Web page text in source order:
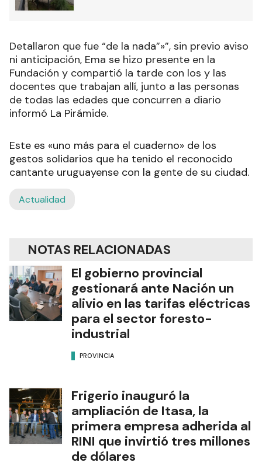
Detallaron que fue “de la nada”»”, sin previo aviso
ni anticipación, Ema se hizo presente en la
Fundación y compartió la tarde con los y las
docentes que trabajan allí, junto a las personas
de todas las edades que concurren a diario
informó La Pirámide.
Este es «uno más para el cuaderno» de los
gestos solidarios que ha tenido el reconocido
cantante uruguayense con la gente de su ciudad.
Actualidad
NOTAS RELACIONADAS
El gobierno provincial
gestionará ante Nación un
alivio en las tarifas eléctricas
para el sector foresto-
industrial
PROVINCIA
Frigerio inauguró la
ampliación de Itasa, la
primera empresa adherida al
RINI que invirtió tres millones
de dólares